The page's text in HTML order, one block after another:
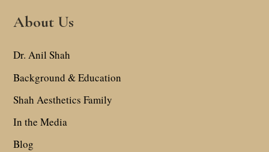
About Us
Dr. Anil Shah
Background & Education
Shah Aesthetics Family
In the Media
Blog